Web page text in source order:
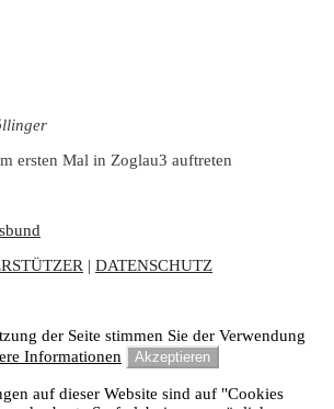
ersten Mal in Zoglau3 auftreten
| DATENSCHUTZ
der Seite stimmen Sie der Verwendung
Informationen Akzeptieren
auf dieser Website sind auf "Cookies